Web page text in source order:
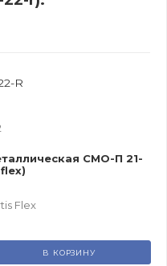
R
СМО-П 21-
Flex
В КОРЗИНУ